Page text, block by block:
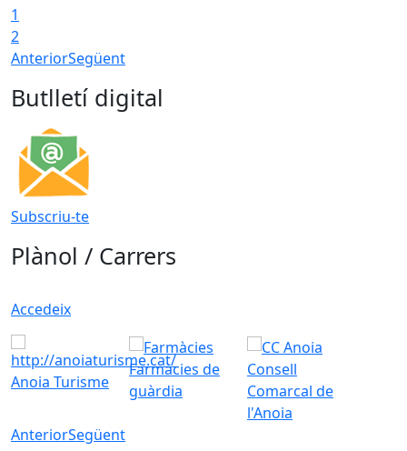
1
2
AnteriorSegüent
Butlletí digital
Subscriu-te
Plànol / Carrers
Accedeix
Anoia Turisme
Farmàcies de
guàrdia
Consell
Comarcal de
l'Anoia
AnteriorSegüent